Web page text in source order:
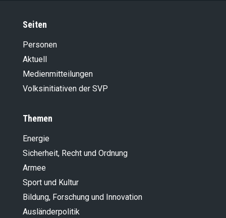
Seiten
Personen
Aktuell
Medienmitteilungen
Volksinitiativen der SVP
Themen
Energie
Sicherheit, Recht und Ordnung
Armee
Sport und Kultur
Bildung, Forschung und Innovation
Ausländer­politik